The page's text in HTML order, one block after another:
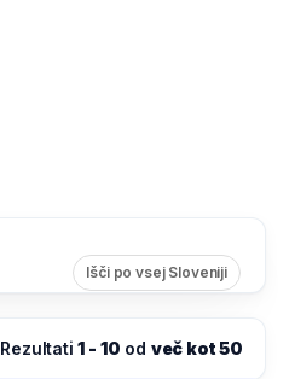
Išči po vsej Sloveniji
Rezultati1 - 10 od več kot 50